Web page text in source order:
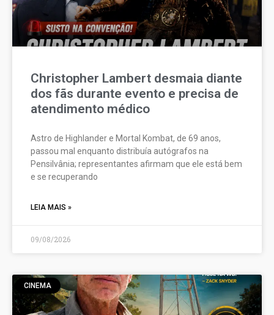
Christopher Lambert desmaia diante
dos fãs durante evento e precisa de
atendimento médico
Astro de Highlander e Mortal Kombat, de 69 anos,
passou mal enquanto distribuía autógrafos na
Pensilvânia; representantes afirmam que ele está bem
e se recuperando
LEIA MAIS »
09/08/2026
CINEMA